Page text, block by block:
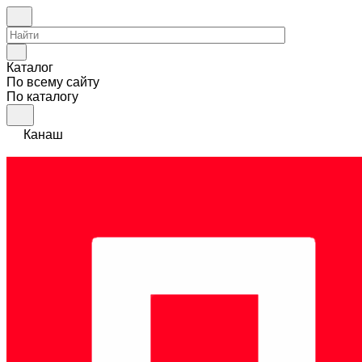
Каталог
По всему сайту
По каталогу
Канаш